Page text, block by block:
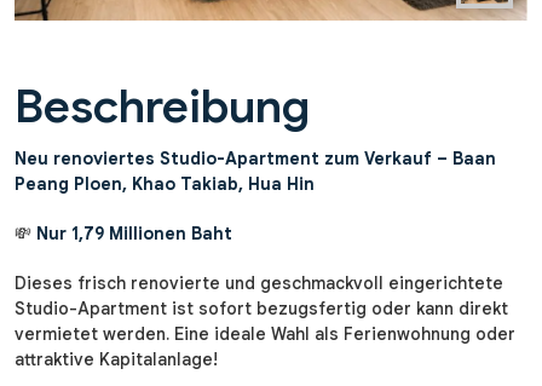
Beschreibung
Neu renoviertes Studio-Apartment zum Verkauf – Baan
Peang Ploen, Khao Takiab, Hua Hin
💸 Nur 1,79 Millionen Baht
Dieses frisch renovierte und geschmackvoll eingerichtete
Studio-Apartment ist sofort bezugsfertig oder kann direkt
vermietet werden. Eine ideale Wahl als Ferienwohnung oder
attraktive Kapitalanlage!